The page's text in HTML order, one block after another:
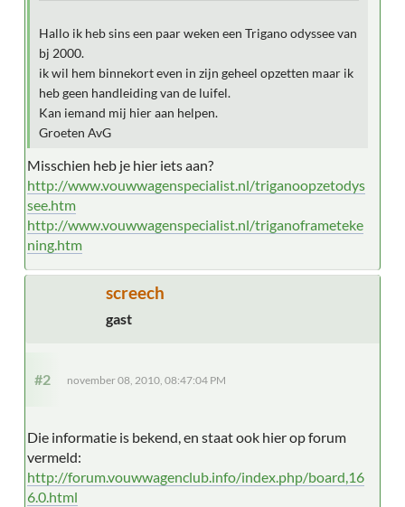
Hallo ik heb sins een paar weken een Trigano odyssee van
bj 2000.
ik wil hem binnekort even in zijn geheel opzetten maar ik
heb geen handleiding van de luifel.
Kan iemand mij hier aan helpen.
Groeten AvG
Misschien heb je hier iets aan?
http://www.vouwwagenspecialist.nl/triganoopzetodys
see.htm
http://www.vouwwagenspecialist.nl/triganoframeteke
ning.htm
screech
gast
#2 november 08, 2010, 08:47:04 PM
Die informatie is bekend, en staat ook hier op forum
vermeld:
http://forum.vouwwagenclub.info/index.php/board,16
6.0.html